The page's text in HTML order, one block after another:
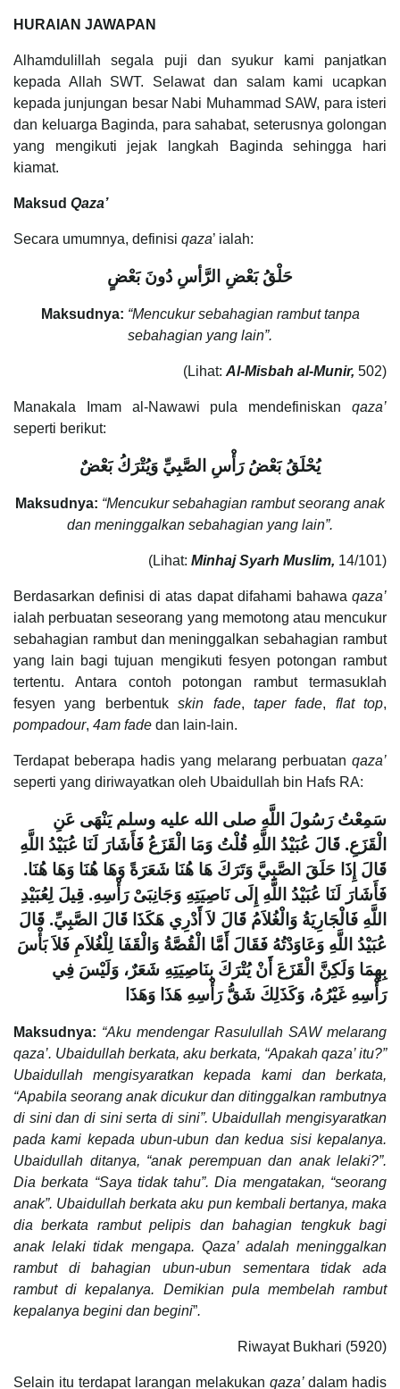
HURAIAN JAWAPAN
Alhamdulillah segala puji dan syukur kami panjatkan
kepada Allah SWT. Selawat dan salam kami ucapkan
kepada junjungan besar Nabi Muhammad SAW, para isteri
dan keluarga Baginda, para sahabat, seterusnya golongan
yang mengikuti jejak langkah Baginda sehingga hari
kiamat.
Maksud Qaza’
Secara umumnya, definisi qaza’ ialah:
حَلْقُ بَعْضِ الرَّأسِ دُونَ بَعْضٍ
Maksudnya: “Mencukur sebahagian rambut tanpa
sebahagian yang lain”.
(Lihat: Al-Misbah al-Munir, 502)
Manakala Imam al-Nawawi pula mendefiniskan qaza’
seperti berikut:
يُحْلَقُ بَعْضُ رَأْسِ الصَّبِيِّ وَيُتْرَكُ بَعْضٌ
Maksudnya: “Mencukur sebahagian rambut seorang anak
dan meninggalkan sebahagian yang lain”.
(Lihat: Minhaj Syarh Muslim, 14/101)
Berdasarkan definisi di atas dapat difahami bahawa qaza’
ialah perbuatan seseorang yang memotong atau mencukur
sebahagian rambut dan meninggalkan sebahagian rambut
yang lain bagi tujuan mengikuti fesyen potongan rambut
tertentu. Antara contoh potongan rambut termasuklah
fesyen yang berbentukskin fade, taper fade, flat top,
pompadour, 4am fade dan lain-lain.
Terdapat beberapa hadis yang melarang perbuatan qaza’
seperti yang diriwayatkan oleh Ubaidullah bin Hafs RA:
سَمِعْتُ رَسُولَ اللَّهِ صلى الله عليه وسلم يَنْهَى عَنِ
الْقَزَعِ‏.‏ قَالَ عُبَيْدُ اللَّهِ قُلْتُ وَمَا الْقَزَعُ فَأَشَارَ لَنَا عُبَيْدُ اللَّهِ
قَالَ إِذَا حَلَقَ الصَّبِيَّ وَتَرَكَ هَا هُنَا شَعَرَةً وَهَا هُنَا وَهَا هُنَا‏.‏
فَأَشَارَ لَنَا عُبَيْدُ اللَّهِ إِلَى نَاصِيَتِهِ وَجَانِبَىْ رَأْسِهِ‏.‏ قِيلَ لِعُبَيْدِ
اللَّهِ فَالْجَارِيَةُ وَالْغُلاَمُ قَالَ لاَ أَدْرِي هَكَذَا قَالَ الصَّبِيِّ‏.‏ قَالَ
عُبَيْدُ اللَّهِ وَعَاوَدْتُهُ فَقَالَ أَمَّا الْقُصَّةُ وَالْقَفَا لِلْغُلاَمِ فَلاَ بَأْسَ
بِهِمَا وَلَكِنَّ الْقَزَعَ أَنْ يُتْرَكَ بِنَاصِيَتِهِ شَعَرٌ، وَلَيْسَ فِي
رَأْسِهِ غَيْرُهُ، وَكَذَلِكَ شَقُّ رَأْسِهِ هَذَا وَهَذَا
Maksudnya: “Aku mendengar Rasulullah SAW melarang
qaza’. Ubaidullah berkata, aku berkata, “Apakah qaza’ itu?”
Ubaidullah mengisyaratkan kepada kami dan berkata,
“Apabila seorang anak dicukur dan ditinggalkan rambutnya
di sini dan di sini serta di sini”. Ubaidullah mengisyaratkan
pada kami kepada ubun-ubun dan kedua sisi kepalanya.
Ubaidullah ditanya, “anak perempuan dan anak lelaki?”.
Dia berkata “Saya tidak tahu”. Dia mengatakan, “seorang
anak”. Ubaidullah berkata aku pun kembali bertanya, maka
dia berkata rambut pelipis dan bahagian tengkuk bagi
anak lelaki tidak mengapa. Qaza’ adalah meninggalkan
rambut di bahagian ubun-ubun sementara tidak ada
rambut di kepalanya. Demikian pula membelah rambut
kepalanya begini dan begini”.
Riwayat Bukhari (5920)
Selain itu terdapat larangan melakukan qaza’ dalam hadis